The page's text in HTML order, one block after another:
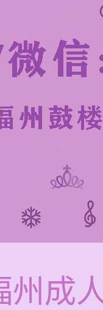
州成